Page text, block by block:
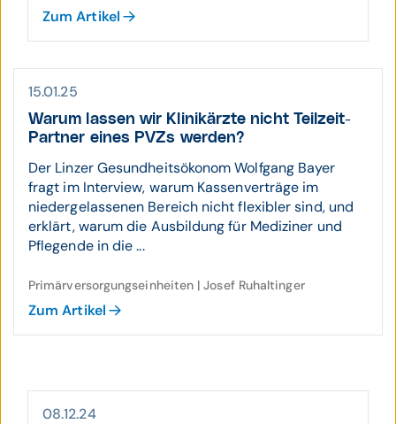
Zum Artikel
15.01.25
Warum lassen wir Klinik­ärzte nicht Teilzeit-
Partner eines PVZs werden?
Der Linzer Gesundheitsökonom Wolfgang Bayer
fragt im Interview, warum Kassenverträge im
niedergelassenen Bereich nicht flexibler sind, und
erklärt, warum die Ausbildung für Mediziner und
Pflegende in die ...
Primärversorgungseinheiten | Josef Ruhaltinger
Zum Artikel
08.12.24